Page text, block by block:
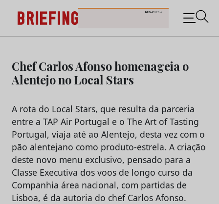
content
Briefing: Todas as notícias sobre os negócios do
Marketing e da Publicidade
Chef Carlos Afonso homenageia o
Alentejo no Local Stars
A rota do Local Stars, que resulta da parceria
entre a TAP Air Portugal e o The Art of Tasting
Portugal, viaja até ao Alentejo, desta vez com o
pão alentejano como produto-estrela. A criação
deste novo menu exclusivo, pensado para a
Classe Executiva dos voos de longo curso da
Companhia área nacional, com partidas de
Lisboa, é da autoria do chef Carlos Afonso.